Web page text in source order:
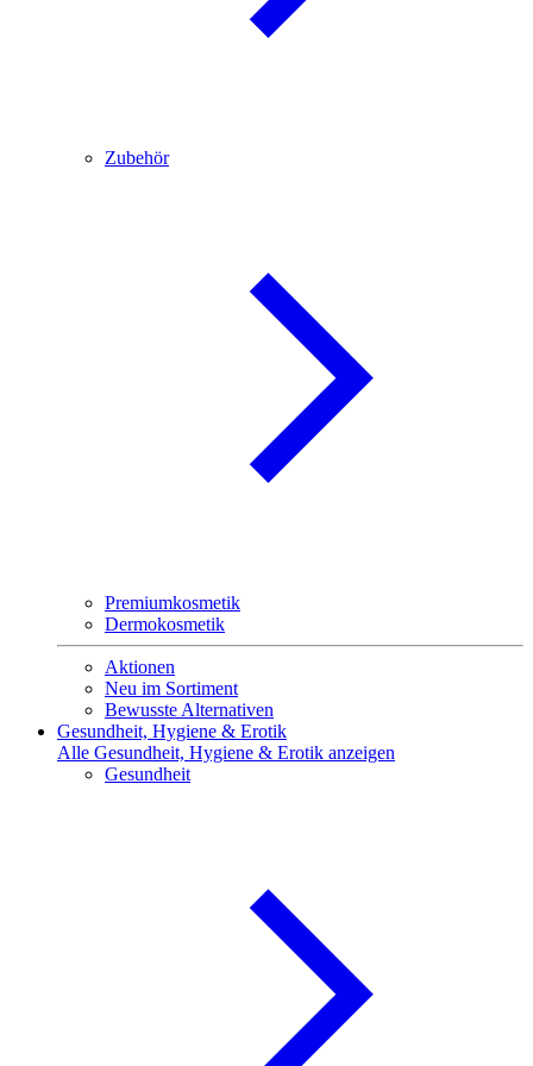
Zubehör
Premiumkosmetik
Dermokosmetik
Aktionen
Neu im Sortiment
Bewusste Alternativen
Gesundheit, Hygiene & Erotik
Alle Gesundheit, Hygiene & Erotik anzeigen
Gesundheit